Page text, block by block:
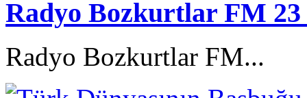
Radyo Bozkurtlar FM
Radyo Bozkurtlar FM...